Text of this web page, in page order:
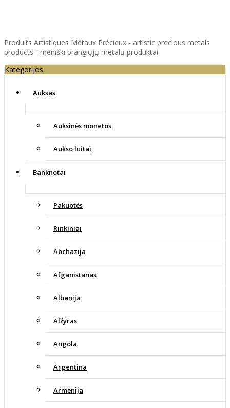
Produits Artistiques Métaux Précieux - artistic precious metals
products - meniški brangiųjų metalų produktai
Kategorijos
Auksas
Auksinės monetos
Aukso luitai
Banknotai
Pakuotės
Rinkiniai
Abchazija
Afganistanas
Albanija
Alžyras
Angola
Argentina
Armėnija